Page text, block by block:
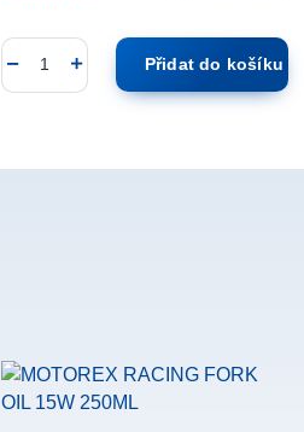
Přidat do košíku